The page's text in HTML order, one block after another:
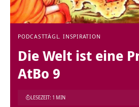
PODCASTTÄGL. INSPIRATION
Die Welt ist eine
AtBo 9
LESEZEIT: 1 MIN